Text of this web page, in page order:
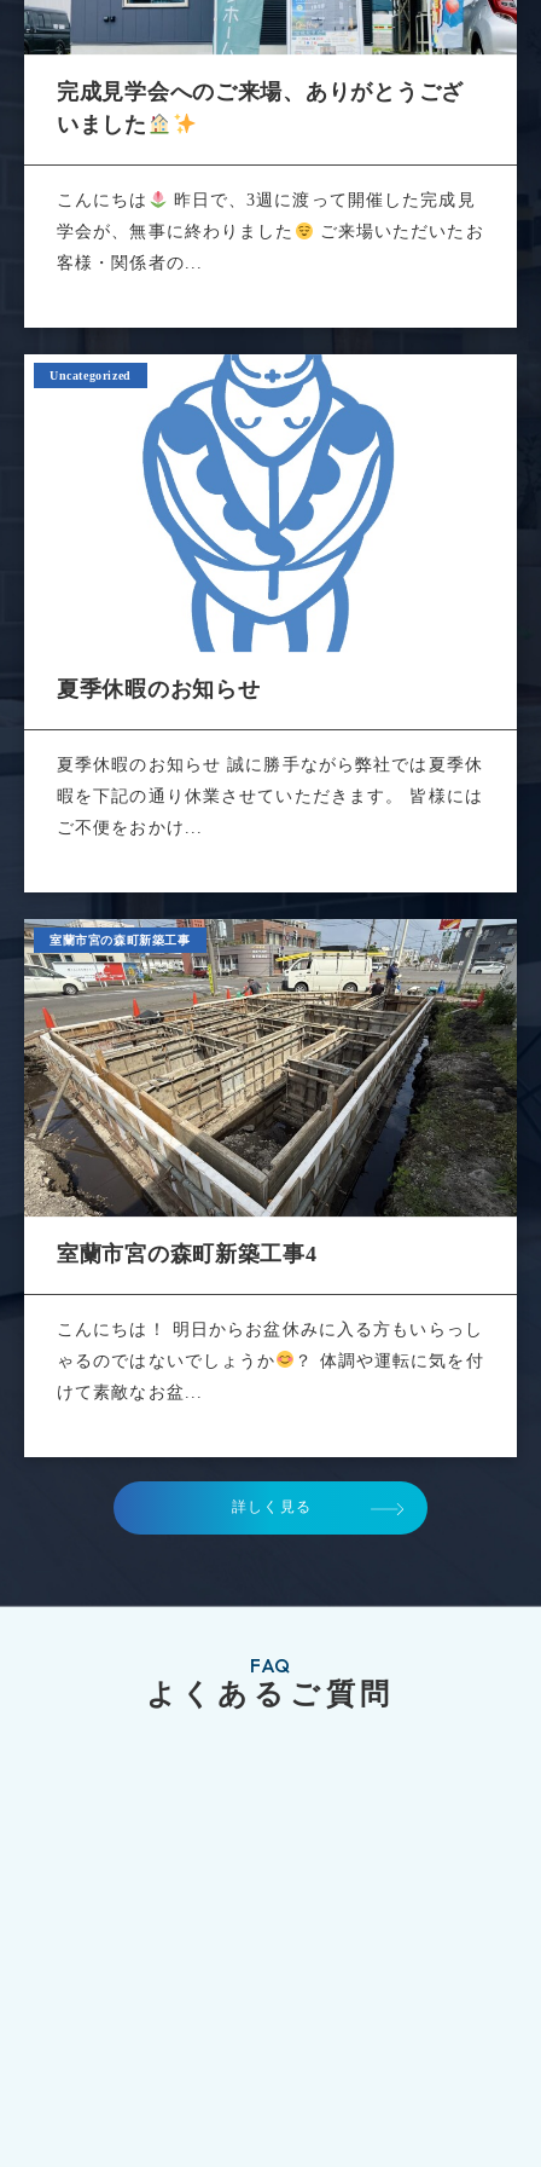
完成見学会へのご来場、ありがとうござ
いました
こんにちは
昨日で、3週に渡って開催した完成見
学会が、無事に終わりました
ご来場いただいたお
客様・関係者の...
Uncategorized
夏季休暇のお知らせ
夏季休暇のお知らせ 誠に勝手ながら弊社では夏季休
暇を下記の通り休業させていただきます。 皆様には
ご不便をおかけ...
室蘭市宮の森町新築工事
室蘭市宮の森町新築工事4
こんにちは！ 明日からお盆休みに入る方もいらっし
ゃるのではないでしょうか
？ 体調や運転に気を付
けて素敵なお盆...
詳しく見る
FAQ
よくあるご質問